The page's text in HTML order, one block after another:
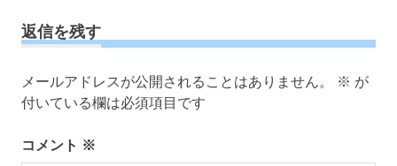
ビ
ゲ
ー
シ
ン
事:
返信を残す
メールアドレスが公開されることはありません。 ※ が
付いている欄は必須項目です
コメント ※